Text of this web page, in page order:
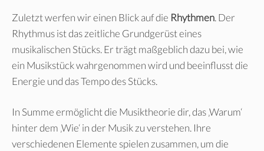
Zuletzt werfen wir einen Blick auf die Rhythmen. Der
Rhythmus ist das zeitliche Grundgerüst eines
musikalischen Stücks. Er trägt maßgeblich dazu bei, wie
ein Musikstück wahrgenommen wird und beeinflusst die
Energie und das Tempo des Stücks.
In Summe ermöglicht die Musiktheorie dir, das ‚Warum‘
hinter dem ‚Wie‘ in der Musik zu verstehen. Ihre
verschiedenen Elemente spielen zusammen, um die